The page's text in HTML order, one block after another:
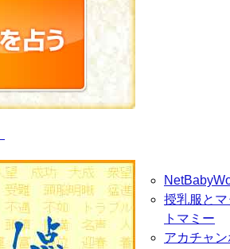
授乳服と
トマミー
アカチャ